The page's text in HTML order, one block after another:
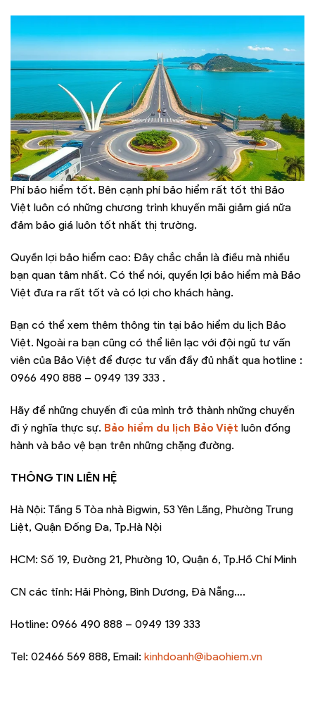
Phí bảo hiểm tốt. Bên cạnh phí bảo hiểm rất tốt thì Bảo
Việt luôn có những chương trình khuyến mãi giảm giá nữa
đảm bảo giá luôn tốt nhất thị trường.
Quyền lợi bảo hiểm cao: Đây chắc chắn là điều mà nhiều
bạn quan tâm nhất. Có thể nói, quyền lợi bảo hiểm mà Bảo
Việt đưa ra rất tốt và có lợi cho khách hàng.
Bạn có thể xem thêm thông tin tại bảo hiểm du lịch Bảo
Việt. Ngoài ra bạn cũng có thể liên lạc với đội ngũ tư vấn
viên của Bảo Việt để được tư vấn đầy đủ nhất qua hotline :
0966 490 888 – 0949 139 333 .
Hãy để những chuyến đi của mình trở thành những chuyến
đi ý nghĩa thực sự. Bảo hiểm du lịch Bảo Việt luôn đồng
hành và bảo vệ bạn trên những chặng đường.
THÔNG TIN LIÊN HỆ
Hà Nội: Tầng 5 Tòa nhà Bigwin, 53 Yên Lãng, Phường Trung
Liệt, Quận Đống Đa, Tp.Hà Nội
HCM: Số 19, Đường 21, Phường 10, Quận 6, Tp.Hồ Chí Minh
CN các tỉnh: Hải Phòng, Bình Dương, Đà Nẵng….
Hotline: 0966 490 888 – 0949 139 333
Tel: 02466 569 888, Email: kinhdoanh@ibaohiem.vn